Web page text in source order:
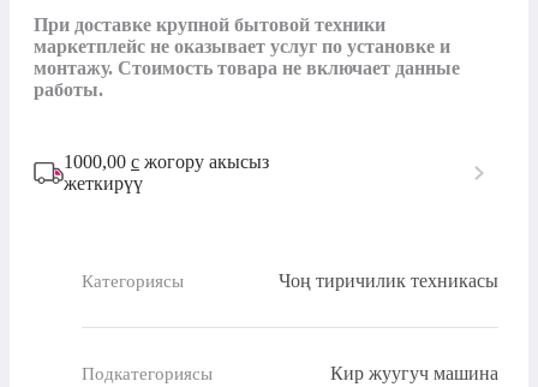
При доставке крупной бытовой техники
маркетплейс не оказывает услуг по установке и
монтажу. Стоимость товара не включает данные
работы.
1000,00 с жогору акысыз
жеткирүү
Категориясы Чоң тиричилик техникасы
Подкатегориясы Кир жуугуч машина